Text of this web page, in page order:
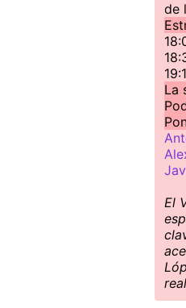
de
La
El